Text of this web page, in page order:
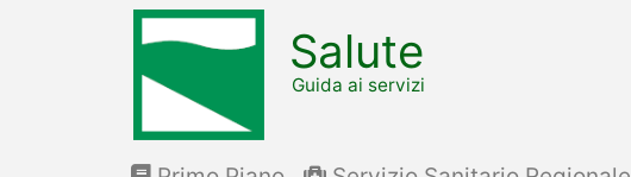
Salute
Guida ai servizi